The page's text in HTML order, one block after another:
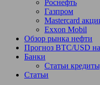
Роснефть
Газпром
Mastercard
Exxon Mobil
Обзор рынка нефти
Прогноз BTC/USD
Банки
Статьи
Статьи